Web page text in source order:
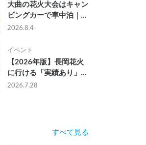
大曲の花火大会はキャン
ピングカーで車中泊｜宿
なし・渋滞なしで楽しむ
2026.8.4
イベント
【2026年版】長岡花火
に行ける「実績あり」の
キャンピングカー3選｜
2026.7.28
すべて見る